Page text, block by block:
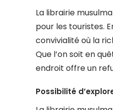
La librairie
pour les touristes.
convivialité où la
Que l’on soit en
endroit offre un
Possibilité